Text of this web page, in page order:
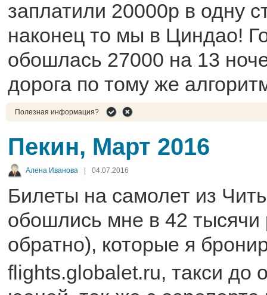
заплатили 20000р в одну
наконец то мы в Циндао!
обошлась 27000 на 13
дорога по тому же
Полезная информация?
Пекин, Март 2016
Алена Иванова 04.07.2016
Билеты на самолет из
обошлись мне в 42 тысячи
обратно), которые я
flights.globalet.ru, такси до